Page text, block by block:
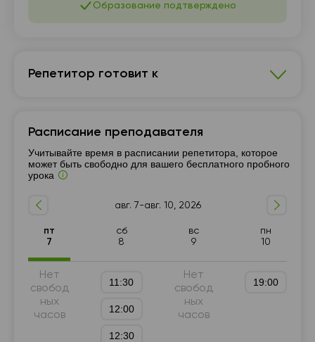
Образование подтверждено
Репетитор готовит к
7 - 9-й класс Подготовка к ГИА (9 класс)
5 - 6-й класс
Расписание преподавателя
Учитывайте время в расписании репетитора, которое
может быть свободно для вашего бесплатного пробного
урока
авг. 7-авг. 10, 2026
пт
7
сб
8
вс
9
пн
10
Нет
свобод
ных
часов
11:30
12:00
12:30
Нет
свобод
ных
часов
19:00